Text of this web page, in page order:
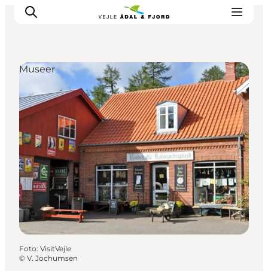
Udflugtsmål
Ture & aktiviteter
Det sker
Overnatning
Planlæg din tur
-
Projekter
Museer
Foto: VisitVejle
© V. Jochumsen